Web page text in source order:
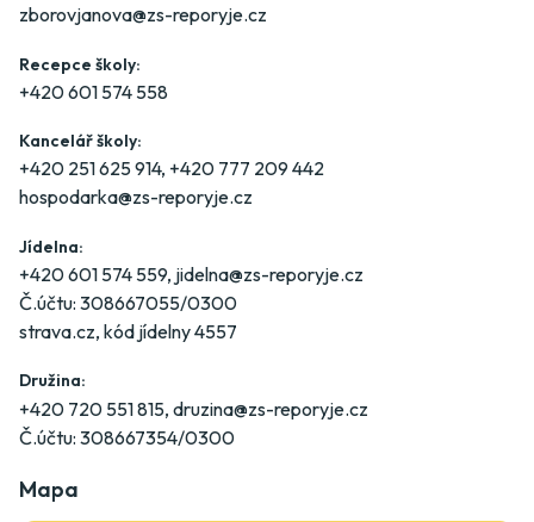
zborovjanova@zs-reporyje.cz
Recepce školy:
+420 601 574 558
Kancelář školy:
+420 251 625 914, +420 777 209 442
hospodarka@zs-reporyje.cz
Jídelna:
+420 601 574 559, jidelna@zs-reporyje.cz
Č.účtu: 308667055/0300
strava.cz, kód jídelny 4557
Družina:
+420 720 551 815, druzina@zs-reporyje.cz
Č.účtu: 308667354/0300
Mapa